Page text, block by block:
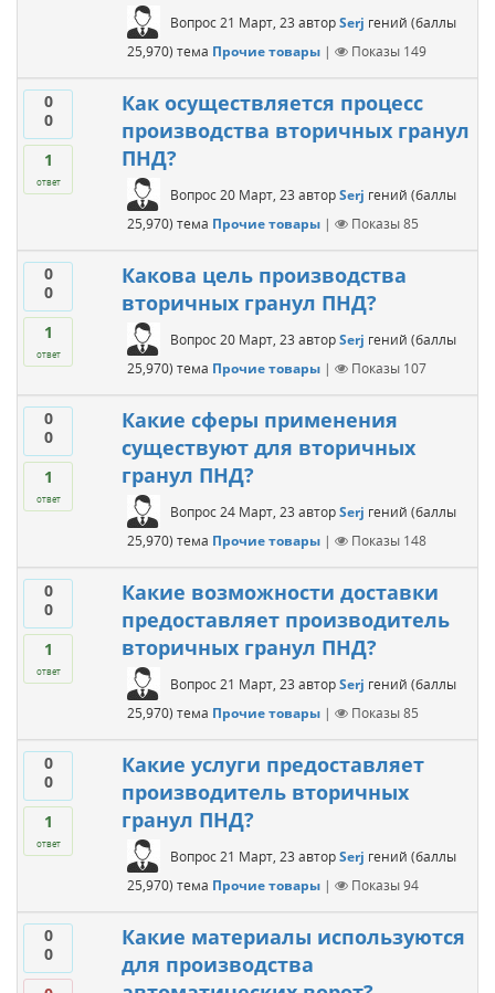
Вопрос 21 Март, 23 авторSerj гений (баллы
25,970) тема Прочие товары | Показы 149
0
0
1
ответ
Как осуществляется процесс
производства вторичных гранул
ПНД?
Вопрос 20 Март, 23 авторSerj гений (баллы
25,970) тема Прочие товары | Показы85
0
0
1
ответ
Какова цель производства
вторичных гранул ПНД?
Вопрос 20 Март, 23 авторSerj гений (баллы
25,970) тема Прочие товары | Показы 107
0
0
1
ответ
Какие сферы применения
существуют для вторичных
гранул ПНД?
Вопрос 24 Март, 23 авторSerj гений (баллы
25,970) тема Прочие товары | Показы 148
0
0
1
ответ
Какие возможности доставки
предоставляет производитель
вторичных гранул ПНД?
Вопрос 21 Март, 23 авторSerj гений (баллы
25,970) тема Прочие товары | Показы85
0
0
1
ответ
Какие услуги предоставляет
производитель вторичных
гранул ПНД?
Вопрос 21 Март, 23 авторSerj гений (баллы
25,970) тема Прочие товары | Показы94
0
0
Какие материалы используются
для производства